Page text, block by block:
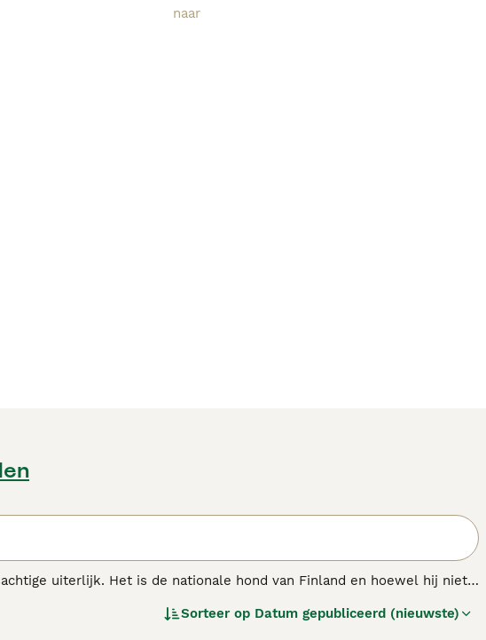
uiterlijk. Het is de nationale hond van Finland en hoewel hij niet
maakt de Finse Spits tot een geweldige gezinshond.
Sorteer op Datum gepubliceerd (nieuwste)